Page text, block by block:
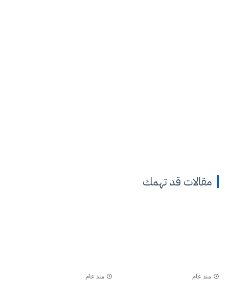
مقالات قد تهمك
منذ عام منذ عام